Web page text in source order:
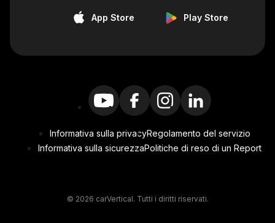
App Store Play Store
Informativa sulla privacyRegolamento del servizio
Informativa sulla sicurezzaPolitiche di reso di un Report
© 2026 carVertical. Tutti i diritti riservati.